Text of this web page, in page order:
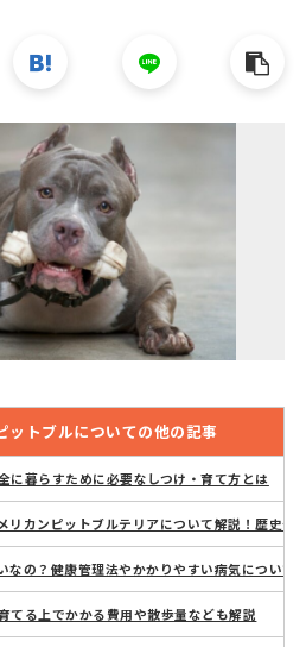
ットブルについての他の記事
に暮らすために必要なしつけ・育て方とは
リカンピットブルテリアについて解説！歴史や
なの？健康管理法やかかりやすい病気について
てる上でかかる費用や散歩量なども解説